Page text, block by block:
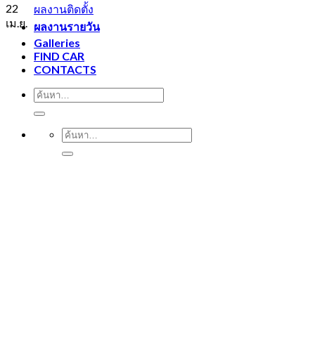
ผลงานติดตั้ง
ผลงานรายวัน
Galleries
FIND CAR
CONTACTS
22
เม.ย.